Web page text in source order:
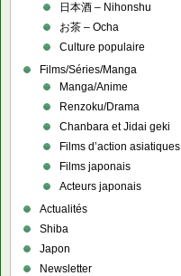
日本酒 – Nihonshu
お茶 – Ocha
Culture populaire
Films/Séries/Manga
Manga/Anime
Renzoku/Drama
Chanbara et Jidai geki
Films d’action asiatiques
Films japonais
Acteurs japonais
Actualités
Shiba
Japon
Newsletter